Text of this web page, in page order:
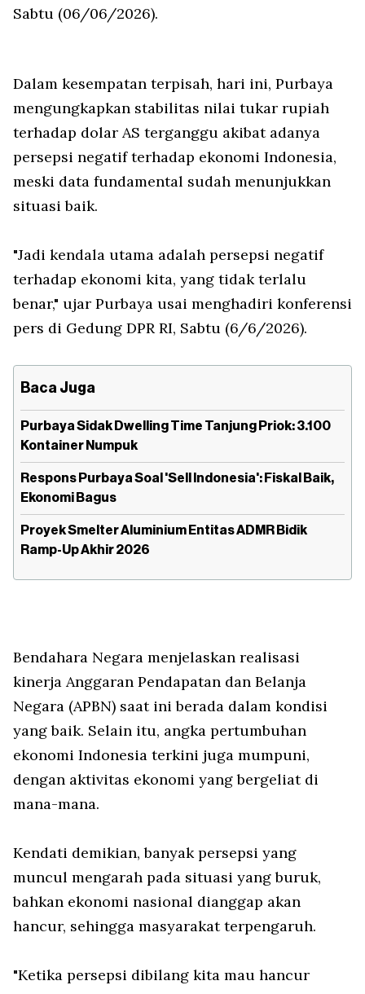
Sabtu (06/06/2026).
Dalam kesempatan terpisah, hari ini, Purbaya
mengungkapkan stabilitas nilai tukar rupiah
terhadap dolar AS terganggu akibat adanya
persepsi negatif terhadap ekonomi Indonesia,
meski data fundamental sudah menunjukkan
situasi baik.
"Jadi kendala utama adalah persepsi negatif
terhadap ekonomi kita, yang tidak terlalu
benar," ujar Purbaya usai menghadiri konferensi
pers di Gedung DPR RI, Sabtu (6/6/2026).
Baca Juga
Purbaya Sidak Dwelling Time Tanjung Priok: 3.100
Kontainer Numpuk
Respons Purbaya Soal 'Sell Indonesia': Fiskal Baik,
Ekonomi Bagus
Proyek Smelter Aluminium Entitas ADMR Bidik
Ramp-Up Akhir 2026
Bendahara Negara menjelaskan realisasi
kinerja Anggaran Pendapatan dan Belanja
Negara (APBN) saat ini berada dalam kondisi
yang baik. Selain itu, angka pertumbuhan
ekonomi Indonesia terkini juga mumpuni,
dengan aktivitas ekonomi yang bergeliat di
mana-mana.
Kendati demikian, banyak persepsi yang
muncul mengarah pada situasi yang buruk,
bahkan ekonomi nasional dianggap akan
hancur, sehingga masyarakat terpengaruh.
"Ketika persepsi dibilang kita mau hancur